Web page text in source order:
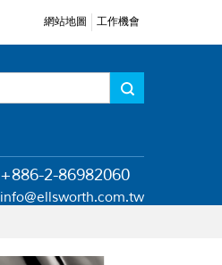
網站地圖 工作機會
+886-2-86982060
info@ellsworth.com.tw